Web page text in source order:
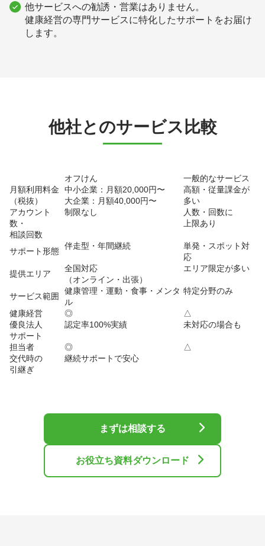
他サービスへの勧誘・営業はありません。
健康経営の専門サービスに特化したサポートをお届け
します。
他社とのサービス比較
オフけん
一般的なサービス
月額利用料金
（税抜）
中小企業：月額20,000円〜
大企業：月額40,000円〜
高額・従量課金が
多い
アカウント
数・
相談回数
制限なし
人数・回数に
上限あり
サポート形態
伴走型・年間継続
単発・スポット対
応
提供エリア
全国対応
（オンライン・出張）
エリア限定が多い
サービス範囲
健康管理・運動・食事・メンタ
ル
特定分野のみ
健康経営
優良法人
サポート
◎
認定率100%実績
△
未対応の場合も
担当者
交代時の
引継ぎ
◎
継続サポートで安心
△
まずは相談する
お役立ち資料ダウンロード